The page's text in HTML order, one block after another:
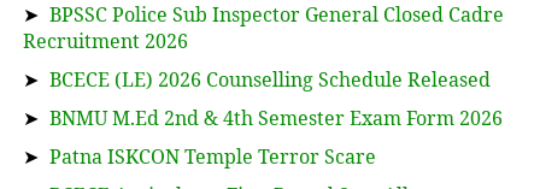
➤ BPSSC Police Sub Inspector General Closed Cadre
Recruitment 2026
➤ BCECE (LE) 2026 Counselling Schedule Released
➤ BNMU M.Ed 2nd & 4th Semester Exam Form 2026
➤ Patna ISKCON Temple Terror Scare